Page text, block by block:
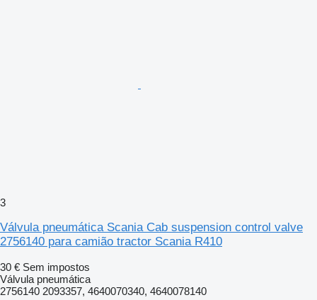
3
Válvula pneumática Scania Cab suspension control valve
2756140 para camião tractor Scania R410
30 € Sem impostos
Válvula pneumática
2756140 2093357, 4640070340, 4640078140